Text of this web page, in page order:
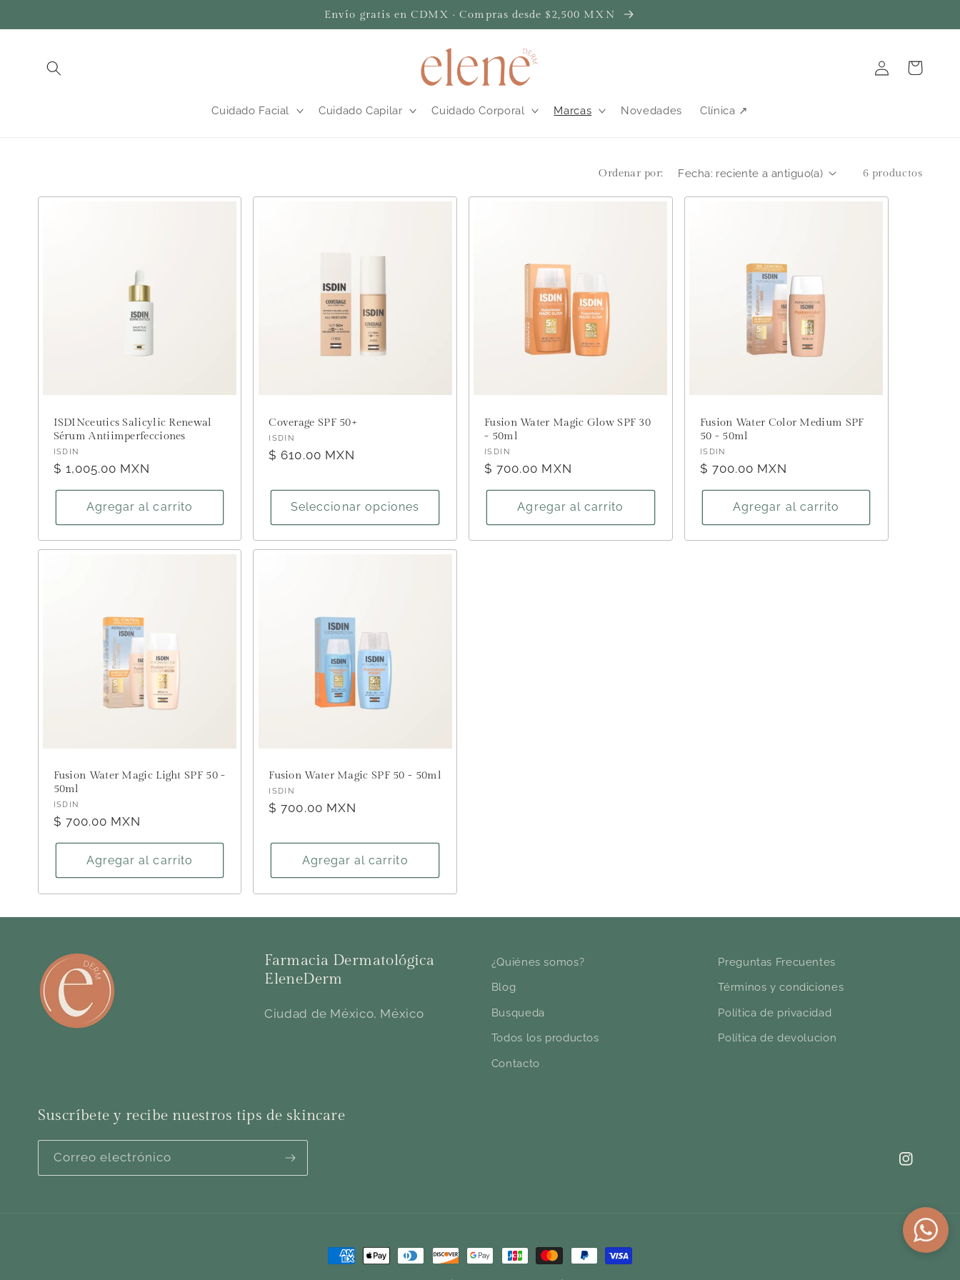
al contenido
Envío gratis en CDMX · Compras desde $2,500 MXN
Cuidado Facial Cuidado Capilar Cuidado Corporal Marcas Novedades Clínica ↗
Iniciar
sesión
Carrito
Ordenar por: 6 productos
ISDINceutics Salicylic Renewal
Sérum Antiimperfecciones
Proveedor:
ISDIN
Precio
habitual
$ 1,005.00 MXN
Agregar al carrito
Coverage SPF 50+
Proveedor:
ISDIN
Precio
$ 610.00 MXN
Seleccionar opciones
Fusion Water Magic Glow SPF 30
- 50ml
Proveedor:
ISDIN
Precio
habitual
$ 700.00 MXN
Agregar al carrito
Fusion Water Color Medium SPF
50 - 50ml
Proveedor:
ISDIN
Precio
habitual
$ 700.00 MXN
Agregar al carrito
Fusion Water Magic Light SPF 50 -
50ml
Proveedor:
ISDIN
Precio
habitual
$ 700.00 MXN
Agregar al carrito
Fusion Water Magic SPF 50 - 50ml
Proveedor:
ISDIN
Precio
$ 700.00 MXN
Agregar al carrito
Farmacia Dermatológica
EleneDerm
Ciudad de México, México
¿Quiénes somos?
Blog
Busqueda
Todos los productos
Contacto
Preguntas Frecuentes
Términos y condiciones
Política de privacidad
Política de devolucion
Suscríbete y recibe nuestros tips de skincare
Correo electrónico
Instagram
Formas